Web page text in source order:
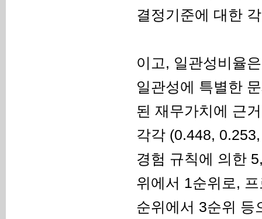
결정기준에 대한
이고, 일관성비율
일관성에 특별한
된 재무가치에 근
각각 (0.448,
경험 규칙에 의한
위에서 1순위로,
순위에서 3순위 등